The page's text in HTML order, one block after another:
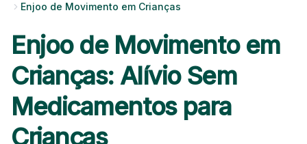
Enjoo de Movimento em Crianças
Enjoo de Movimento em
Crianças: Alívio Sem
Medicamentos para
Crianças